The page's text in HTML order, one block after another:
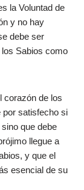
la Voluntad de
y no hay
debe ser
Sabios como
corazón de los
por satisfecho si
que debe
llegue a
y que el
esencial de su